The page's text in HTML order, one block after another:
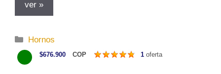
ver »
C
a
t
Hornos
$676.900 COP 1 oferta